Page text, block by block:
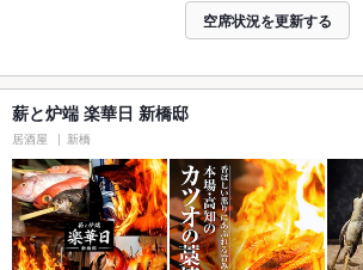
空席状況を更新する
薪と炉端 楽華日 新橋邸
居酒屋 新橋